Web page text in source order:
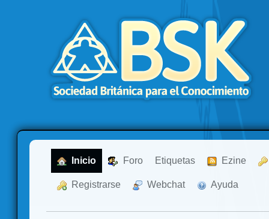
Inicio Foro Etiquetas Ezine
Registrarse Webchat Ayuda